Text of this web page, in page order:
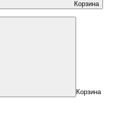
Корзина
Корзина